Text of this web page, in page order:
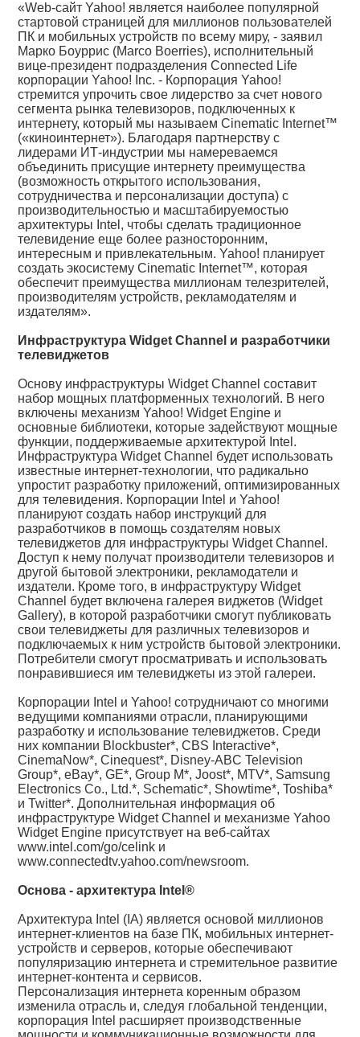
«Web-сайт Yahoo! является наиболее популярной
стартовой страницей для миллионов пользователей
ПК и мобильных устройств по всему миру, - заявил
Марко Боуррис (Marco Boerries), исполнительный
вице-президент подразделения Connected Life
корпорации Yahoo! Inc. - Корпорация Yahoo!
стремится упрочить свое лидерство за счет нового
сегмента рынка телевизоров, подключенных к
интернету, который мы называем Cinematic Internet™
(«киноинтернет»). Благодаря партнерству с
лидерами ИТ-индустрии мы намереваемся
объединить присущие интернету преимущества
(возможность открытого использования,
сотрудничества и персонализации доступа) с
производительностью и масштабируемостью
архитектуры Intel, чтобы сделать традиционное
телевидение еще более разносторонним,
интересным и привлекательным. Yahoo! планирует
создать экосистему Cinematic Internet™, которая
обеспечит преимущества миллионам телезрителей,
производителям устройств, рекламодателям и
издателям».
Инфраструктура Widget Channel и разработчики
телевиджетов
Основу инфраструктуры Widget Channel составит
набор мощных платформенных технологий. В него
включены механизм Yahoo! Widget Engine и
основные библиотеки, которые задействуют мощные
функции, поддерживаемые архитектурой Intel.
Инфраструктура Widget Channel будет использовать
известные интернет-технологии, что радикально
упростит разработку приложений, оптимизированных
для телевидения. Корпорации Intel и Yahoo!
планируют создать набор инструкций для
разработчиков в помощь создателям новых
телевиджетов для инфраструктуры Widget Channel.
Доступ к нему получат производители телевизоров и
другой бытовой электроники, рекламодатели и
издатели. Кроме того, в инфраструктуру Widget
Channel будет включена галерея виджетов (Widget
Gallery), в которой разработчики смогут публиковать
свои телевиджеты для различных телевизоров и
подключаемых к ним устройств бытовой электроники.
Потребители смогут просматривать и использовать
понравившиеся им телевиджеты из этой галереи.
Корпорации Intel и Yahoo! сотрудничают со многими
ведущими компаниями отрасли, планирующими
разработку и использование телевиджетов. Среди
них компании Blockbuster*, CBS Interactive*,
CinemaNow*, Cinequest*, Disney-ABC Television
Group*, eBay*, GE*, Group M*, Joost*, MTV*, Samsung
Electronics Co., Ltd.*, Schematic*, Showtime*, Toshiba*
и Twitter*. Дополнительная информация об
инфраструктуре Widget Channel и механизме Yahoo
Widget Engine присутствует на веб-сайтах
www.intel.com/go/celink и
www.connectedtv.yahoo.com/newsroom.
Основа - архитектура Intel®
Архитектура Intel (IA) является основой миллионов
интернет-клиентов на базе ПК, мобильных интернет-
устройств и серверов, которые обеспечивают
популяризацию интернета и стремительное развитие
интернет-контента и сервисов.
Персонализация интернета коренным образом
изменила отрасль и, следуя глобальной тенденции,
корпорация Intel расширяет производственные